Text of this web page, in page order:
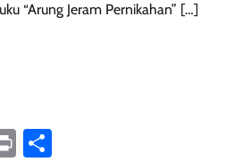
“Arung Jeram Pernikahan” […]
Print